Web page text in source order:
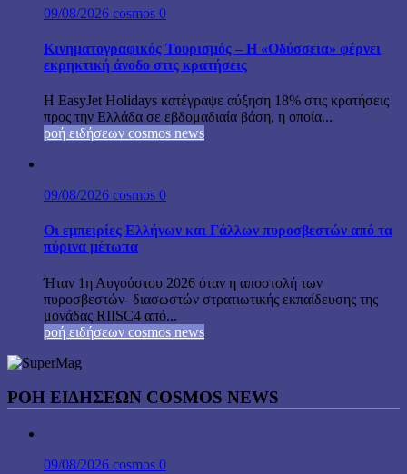
09/08/2026 cosmos 0
Κινηματογραφικός Τουρισμός – Η «Οδύσσεια» φέρνει
εκρηκτική άνοδο στις κρατήσεις
Η EasyJet Holidays κατέγραψε αύξηση 18% στις κρατήσεις
προς την Ελλάδα σε εβδομαδιαία βάση, η οποία...
ροή ειδήσεων cosmos news
09/08/2026 cosmos 0
Οι εμπειρίες Ελλήνων και Γάλλων πυροσβεστών από τα
πύρινα μέτωπα
Ήταν 1η Αυγούστου 2026 όταν η αποστολή των
πυροσβεστών- διασωστών στρατιωτικής εκπαίδευσης της
μονάδας RIISC4 από...
ροή ειδήσεων cosmos news
ΡΟΉ ΕΙΔΉΣΕΩΝ COSMOS NEWS
09/08/2026 cosmos 0